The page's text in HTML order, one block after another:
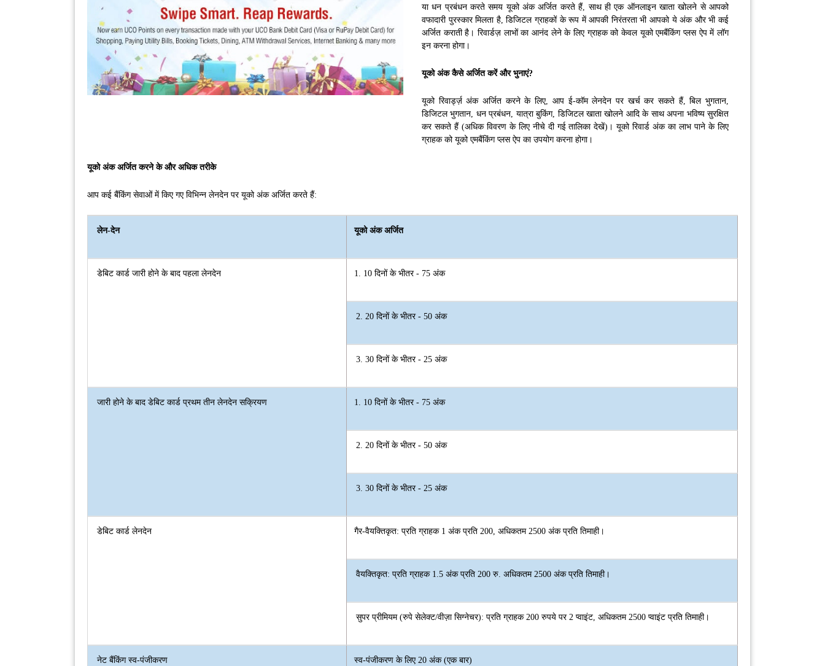
या धन प्रबंधन करते समय यूको अंक अर्जित करते हैं, साथ ही एक ऑनलाइन खाता खोलने से आपको
वफादारी पुरस्कार मिलता है, डिजिटल ग्राहकों के रूप में आपकी निरंतरता भी आपको ये अंक और भी कई
अर्जित कराती है। रिवार्डज़ लाभों का आनंद लेने के लिए ग्राहक को केवल यूको एमबैंकिंग प्लस ऐप में लॉग
इन करना होगा।
यूको अंक कैसे अर्जित करें और भुनाएं?
यूको रिवार्ड्ज़ अंक अर्जित करने के लिए, आप ई-कॉम लेनदेन पर खर्च कर सकते हैं, बिल भुगतान,
डिजिटल भुगतान, धन प्रबंधन, यात्रा बुकिंग, डिजिटल खाता खोलने आदि के साथ अपना भविष्य सुरक्षित
कर सकते हैं (अधिक विवरण के लिए नीचे दी गई तालिका देखें)। यूको रिवार्ड अंक का लाभ पाने के लिए
ग्राहक को यूको एमबैंकिंग प्लस ऐप का उपयोग करना होगा।
यूको अंक अर्जित करने के और अधिक तरीके
आप कई बैंकिंग सेवाओं में किए गए विभिन्न लेनदेन पर यूको अंक अर्जित करते हैं:
लेन-देन यूको अंक अर्जित
डेबिट कार्ड जारी होने के बाद पहला लेनदेन 1. 10 दिनों के भीतर - 75 अंक
2. 20 दिनों के भीतर - 50 अंक
3. 30 दिनों के भीतर - 25 अंक
जारी होने के बाद डेबिट कार्ड प्रथम तीन लेनदेन सक्रियण 1. 10 दिनों के भीतर - 75 अंक
2. 20 दिनों के भीतर - 50 अंक
3. 30 दिनों के भीतर - 25 अंक
डेबिट कार्ड लेनदेन गैर-वैयक्तिकृत: प्रति ग्राहक 1 अंक प्रति 200, अधिकतम 2500 अंक प्रति तिमाही।
वैयक्तिकृत: प्रति ग्राहक 1.5 अंक प्रति 200 रु. अधिकतम 2500 अंक प्रति तिमाही।
सुपर प्रीमियम (रुपे सेलेक्ट/वीज़ा सिग्नेचर): प्रति ग्राहक 200 रुपये पर 2 प्वाइंट, अधिकतम 2500 प्वाइंट प्रति तिमाही।
नेट बैंकिंग स्व-पंजीकरण स्व-पंजीकरण के लिए 20 अंक (एक बार)